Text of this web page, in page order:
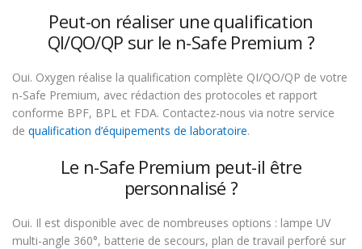
Peut-on réaliser une qualification
QI/QO/QP sur le n-Safe Premium ?
Oui. Oxygen réalise la qualification complète QI/QO/QP de votre
n-Safe Premium, avec rédaction des protocoles et rapport
conforme BPF, BPL et FDA. Contactez-nous via notre service
de qualification d’équipements de laboratoire.
Le n-Safe Premium peut-il être
personnalisé ?
Oui. Il est disponible avec de nombreuses options : lampe UV
multi-angle 360°, batterie de secours, plan de travail perforé sur